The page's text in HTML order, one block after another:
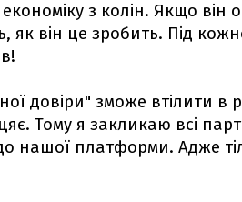
з колін. Якщо він
як він це зробить. Під
довіри" зможе втілити в
Тому я закликаю всі
нашої платформи. Адже